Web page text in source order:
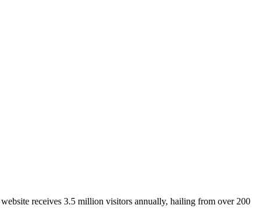
receives 3.5 million visitors annually, hailing from over 200